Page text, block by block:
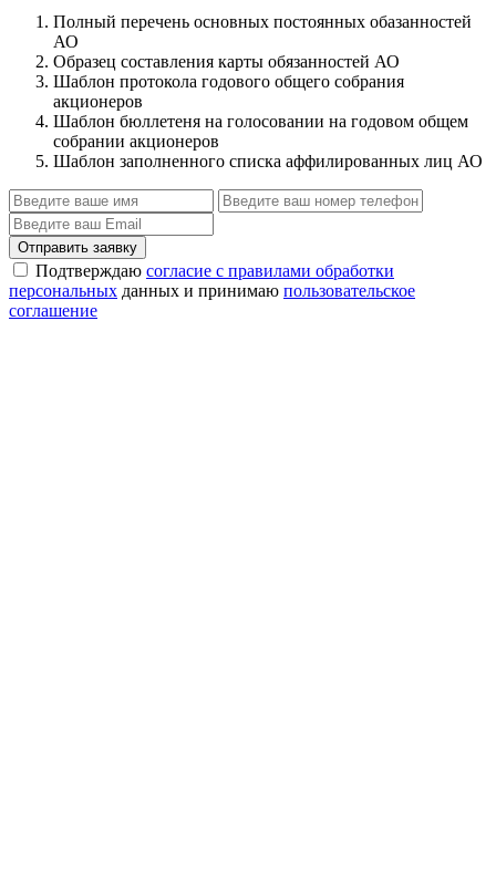
Полный перечень основных постоянных обазанностей
АО
Образец составления карты обязанностей АО
Шаблон протокола годового общего собрания
акционеров
Шаблон бюллетеня на голосовании на годовом общем
собрании акционеров
Шаблон заполненного списка аффилированных лиц АО
Отправить заявку
Подтверждаю согласие с правилами обработки
персональных данных и принимаю пользовательское
соглашение